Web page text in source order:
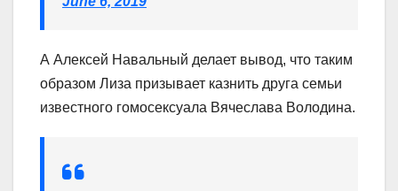
А Алексей Навальный делает вывод, что таким
образом Лиза призывает казнить друга семьи
известного гомосексуала Вячеслава Володина.